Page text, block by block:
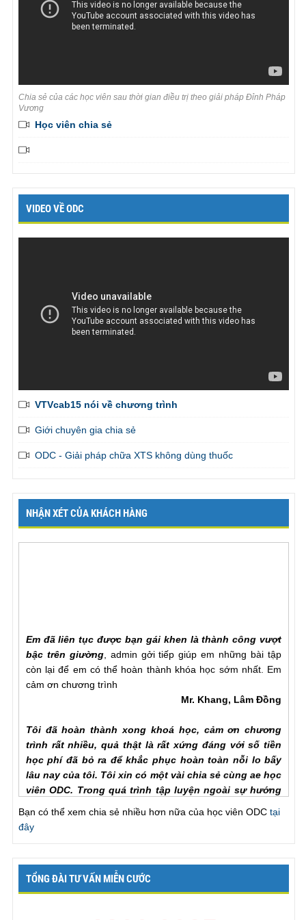
Chia sẻ của các học viên sau thời gian điều trị theo giải pháp Đỉnh Pháp
Vương
Học viên chia sẻ
VIDEO VỀ ODC
VTVcab15 nói về chương trình
Giới chuyên gia chia sẻ
ODC - Giải pháp chữa XTS không dùng thuốc
NHẬN XÉT CỦA KHÁCH HÀNG
bậc trên giường, admin gởi tiếp giúp em những bài tập
còn lại để em có thể hoàn thành khóa học sớm nhất. Em
cảm ơn chương trình
trình rất nhiều, quả thật là rất xứng đáng với số tiền
học phí đã bỏ ra để khắc phục hoàn toàn nỗi lo bấy
lâu nay của tôi. Tôi xin có một vài chia sẻ cùng ae học
viên ODC. Trong quá trình tập luyện ngoài sự hướng
dẫn của hlv cần hơn hết là sự chia sẻ của ae học viên
Trước khi đến với ODC tình trạng của tôi rất tệ, qh chỉ
chưa đầy một phú đã out, làm theo các bài tập nhưng
sẻ với chuong trinh, tôi đã chăm chỉ làm lại từ đầu và
tôi nhận ra ... , lúc này cũng giống như khi đã xuất
tinh lần một va tiếp tục thì thời gian se kéo dài rất lâu,
Bạn có thể xem chia sẻ nhiều hơn nữa của học viên ODC tại
đây
TỔNG ĐÀI TƯ VẤN MIỄN CƯỚC